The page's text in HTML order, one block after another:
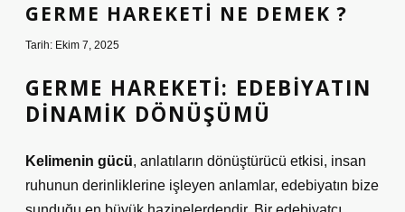
GERME HAREKETI NE DEMEK ?
Tarih: Ekim 7, 2025
GERME HAREKETI: EDEBIYATIN
DINAMIK DÖNÜŞÜMÜ
Kelimenin gücü, anlatıların dönüştürücü etkisi, insan
ruhunun derinliklerine işleyen anlamlar, edebiyatın bize